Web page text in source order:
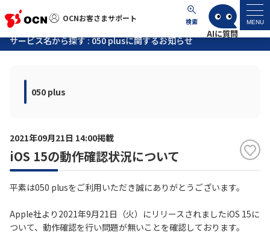
OCNお客さまサポート 検索 MENU
OCNお客さまサポート
マイページ
サポートトップ
よくあるご質問
工事・故障情報
各種ダウンロード
サービス名から探す : 050 plusに関するお知らせ
050 plus
2021年09月21日 14:00掲載
iOS 15の動作確認状況について
平素は050 plusをご利用いただき誠にありがとうございます。
Apple社より2021年9月21日（火）にリリースされましたiOS 15に
ついて、動作確認を行い問題が無いことを確認しております。